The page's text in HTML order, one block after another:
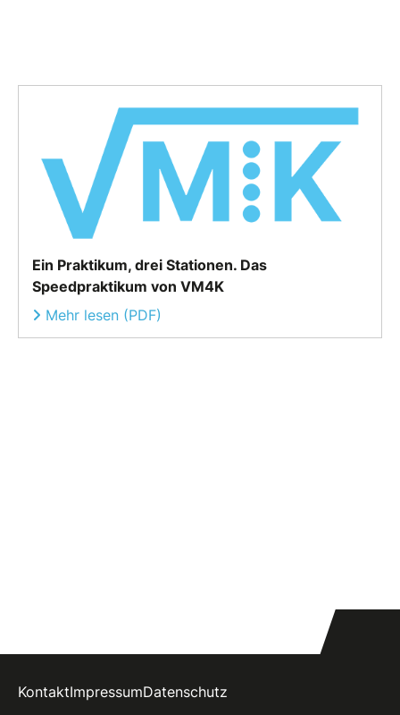
Ein Praktikum, drei Stationen. Das
Speedpraktikum von VM4K
Mehr lesen (PDF)
KontaktImpressumDatenschutz